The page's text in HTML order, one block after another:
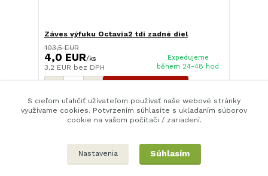
Záves výfuku Octavia2 tdi zadné diel
103,5 EUR
4,0 EUR/ks
3,2 EUR bez DPH
Expedujeme
během 24-48 hod
strana z 1
S cieľom uľahčiť užívateľom používať naše webové stránky
využívame cookies. Potvrzením súhlasíte s ukladaním súborov
cookie na vašom počítači / zariadení.
Nastavenia Súhlasím